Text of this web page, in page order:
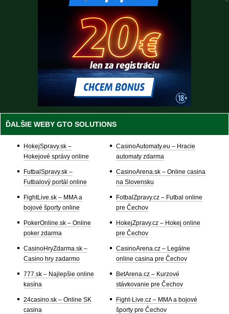
ĎALŠIE WEBY GTO SOLUTIONS
HokejSpravy.sk –
Hokejové správy online
FutbalSpravy.sk –
Futbalový portál online
FightLive.sk – MMA a
bojové športy online
PokerOnline.sk – Online
poker zdarma
CasinoHryZdarma.sk –
Casino hry zadarmo
777.sk – Najlepšie online
kasína
24casino.sk – Online SK
casina
CasinoAutomaty.eu – Hracie
automaty zdarma
CasinoArena.sk – Online casina
na Slovensku
FotbalZpravy.cz – Futbal online
pre Čechov
HokejZpravy.cz – Hokej online
pre Čechov
CasinoArena.cz – Legálne
online casina pre Čechov
BetArena.cz – Kurzové
stávkovanie pre Čechov
Fight-Live.cz – MMA a bojové
športy pre Čechov